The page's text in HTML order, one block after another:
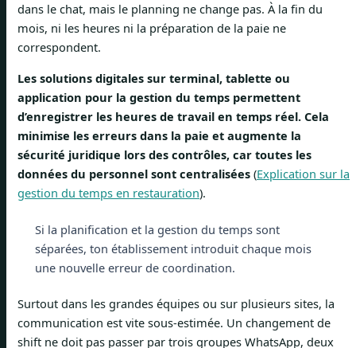
dans le chat, mais le planning ne change pas. À la fin du
mois, ni les heures ni la préparation de la paie ne
correspondent.
Les solutions digitales sur terminal, tablette ou
application pour la gestion du temps permettent
d’enregistrer les heures de travail en temps réel. Cela
minimise les erreurs dans la paie et augmente la
sécurité juridique lors des contrôles, car toutes les
données du personnel sont centralisées (Explication sur la
gestion du temps en restauration).
Si la planification et la gestion du temps sont
séparées, ton établissement introduit chaque mois
une nouvelle erreur de coordination.
Surtout dans les grandes équipes ou sur plusieurs sites, la
communication est vite sous-estimée. Un changement de
shift ne doit pas passer par trois groupes WhatsApp, deux